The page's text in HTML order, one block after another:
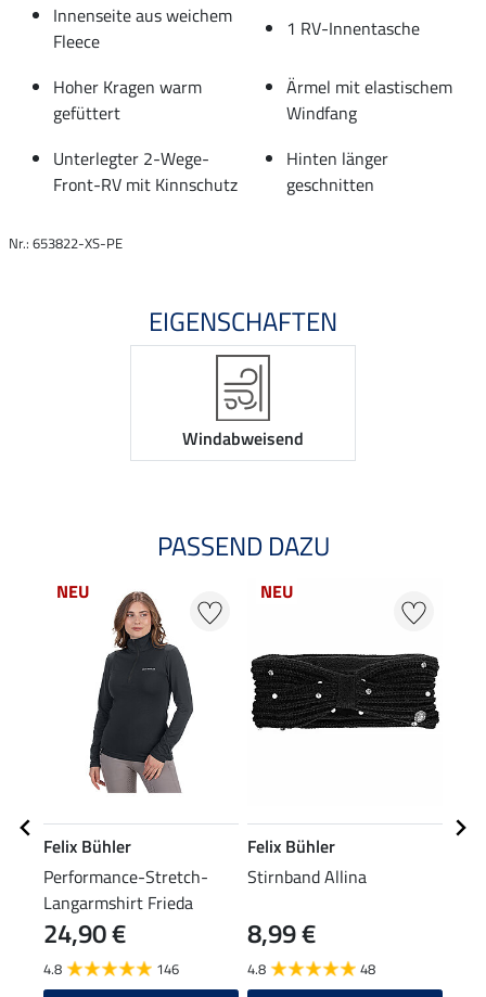
Innenseite aus weichem
Fleece
1 RV-Innentasche
Hoher Kragen warm
gefüttert
Ärmel mit elastischem
Windfang
Unterlegter 2-Wege-
Front-RV mit Kinnschutz
Hinten länger
geschnitten
Nr.: 653822-XS-PE
EIGENSCHAFTEN
Windabweisend
PASSEND DAZU
NEU
Felix Bühler
Performance-Stretch-
Langarmshirt Frieda
24,90 €
4.8 146
NEU
Felix Bühler
Stirnband Allina
8,99 €
4.8 48